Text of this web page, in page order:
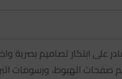
ابتكار تصاميم بصرية
صفحات الهبوط، ورسومات